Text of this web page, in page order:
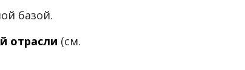
базой.
отрасли (см.